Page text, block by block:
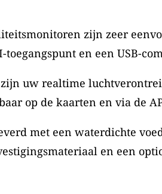
zijn zeer
en een USB-
uw realtime
op de kaarten en via de
met een waterdichte
en een